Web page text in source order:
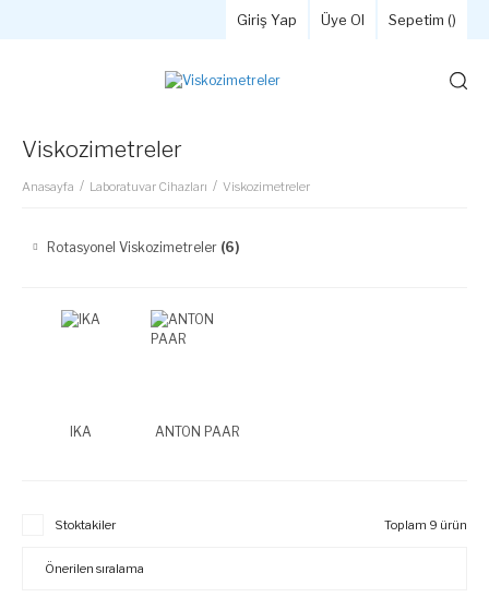
Giriş Yap Üye Ol Sepetim ()
Viskozimetreler
Anasayfa Laboratuvar Cihazları Viskozimetreler
Rotasyonel Viskozimetreler (6)
IKA ANTON PAAR
Stoktakiler Toplam 9 ürün